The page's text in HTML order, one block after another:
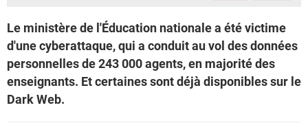
Le ministère de l'Éducation nationale a été victime
d'une cyberattaque, qui a conduit au vol des données
personnelles de 243 000 agents, en majorité des
enseignants. Et certaines sont déjà disponibles sur le
Dark Web.